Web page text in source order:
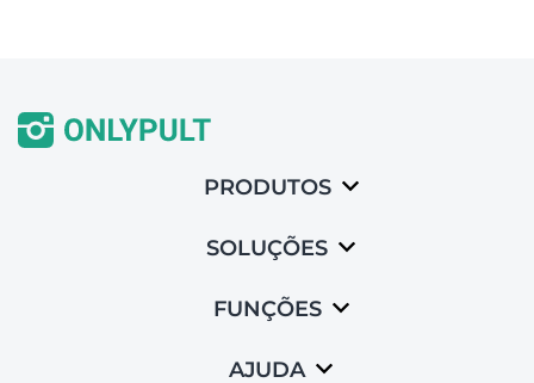
PRODUTOS
SOLUÇÕES
FUNÇÕES
AJUDA